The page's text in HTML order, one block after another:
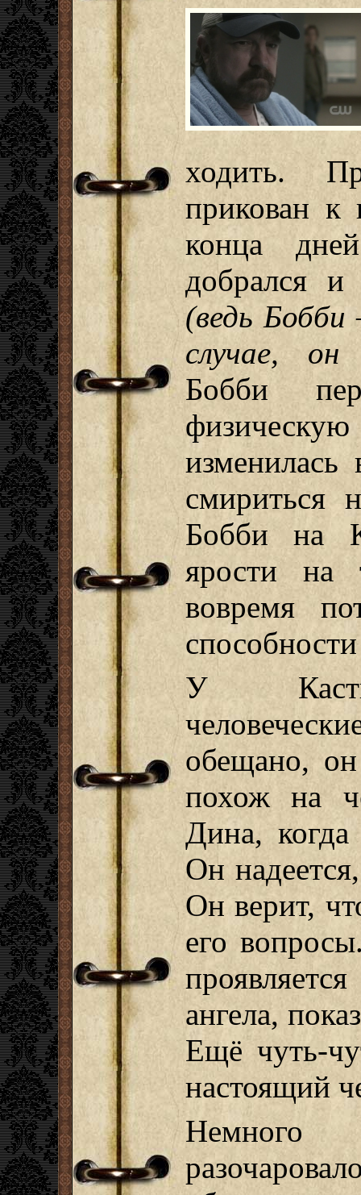
ходить.
прикован к
конца
добрался и
(ведь Бобби
случае,
Бобби
смириться
Бобби на
ярости на
вовремя
У
обещано, он
похож на
Дина, когда
Он
Он верит,
его
ангела,
Ещё чуть-
настоящий
Немного